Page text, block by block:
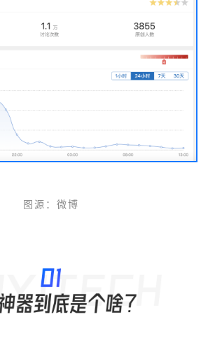
图源：微博